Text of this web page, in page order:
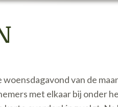
woensdagavond van de
met elkaar bij onder